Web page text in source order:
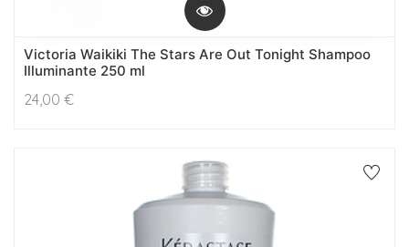
Victoria Waikiki The Stars Are Out Tonight Shampoo
Illuminante 250 ml
24,00 €